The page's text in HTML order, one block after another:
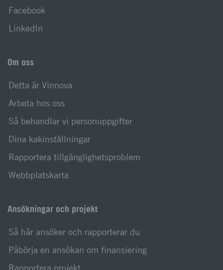
Facebook
LinkedIn
Om oss
Detta är Vinnova
Arbeta hos oss
Så behandlar vi personuppgifter
Dina kakinställningar
Rapportera tillgänglighetsproblem
Webbplatskarta
Ansökningar och projekt
Så här ansöker och rapporterar du
Påbörja en ansökan om finansiering
Rapportera projekt